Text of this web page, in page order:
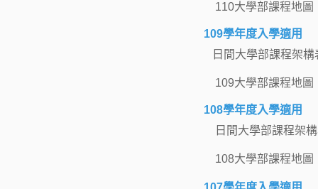
110大學部課程地圖
109學年度入學適用
日間大學部課程架構
109大學部課程地圖
108學年度入學適用
日間大學部課程架
108大學部課程地圖